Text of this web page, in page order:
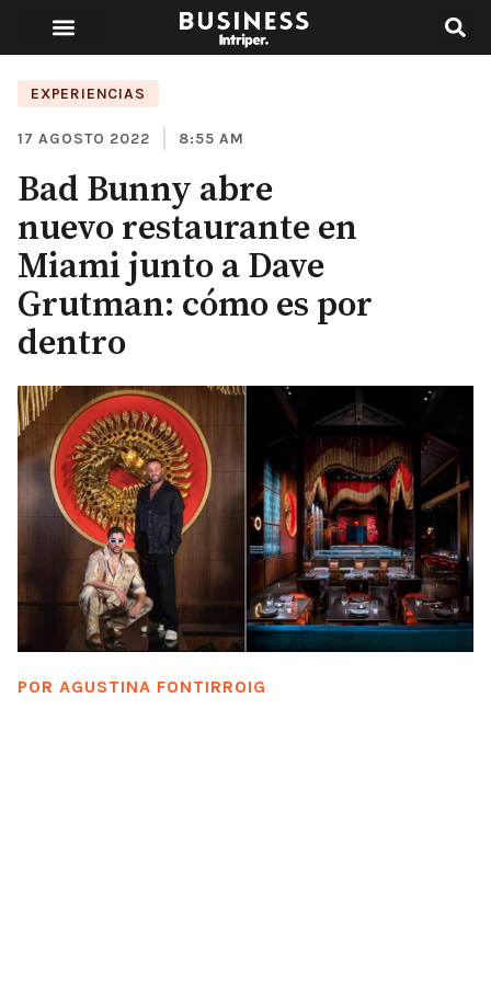
EXPERIENCIAS
17 AGOSTO 2022 8:55 AM
Bad Bunny abre
nuevo restaurante en
Miami junto a Dave
Grutman: cómo es por
dentro
POR AGUSTINA FONTIRROIG